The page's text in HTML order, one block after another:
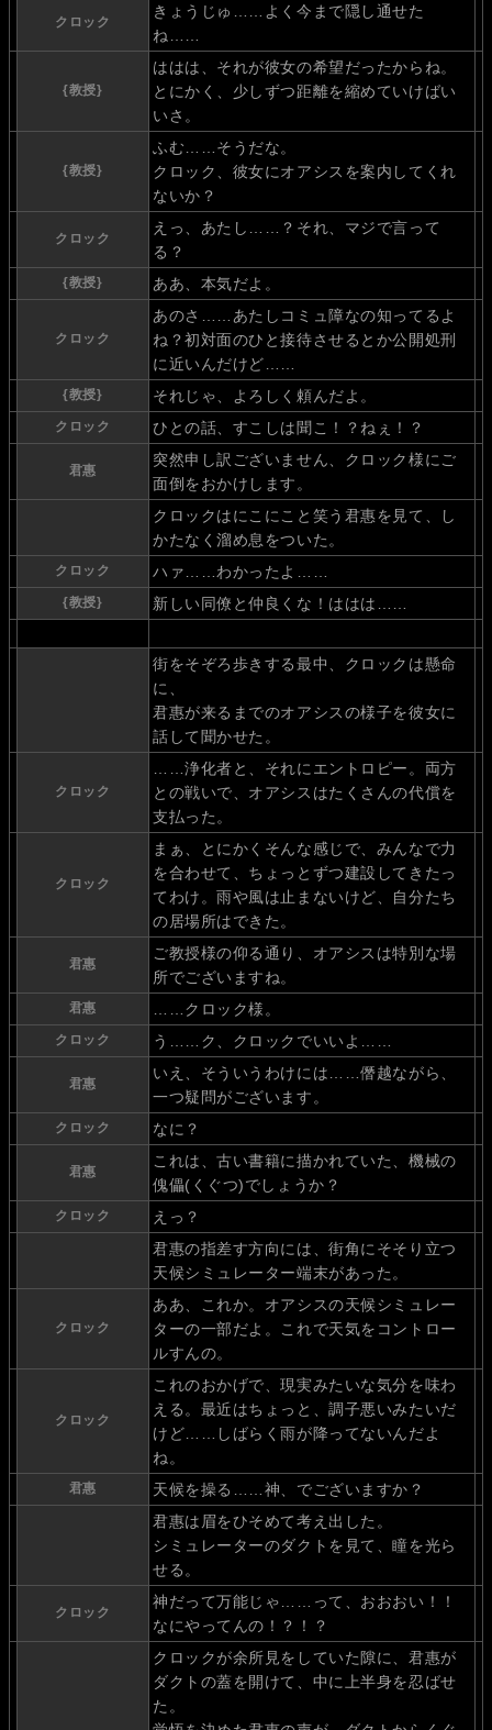
クロック
きょうじゅ……よく今まで隠し通せた
ね……
{教授}
ははは、それが彼女の希望だったからね。
とにかく、少しずつ距離を縮めていけばい
いさ。
{教授}
ふむ……そうだな。
クロック、彼女にオアシスを案内してくれ
ないか？
クロック
えっ、あたし……？それ、マジで言って
る？
{教授} ああ、本気だよ。
クロック
あのさ……あたしコミュ障なの知ってるよ
ね？初対面のひと接待させるとか公開処刑
に近いんだけど……
{教授} それじゃ、よろしく頼んだよ。
クロック ひとの話、すこしは聞こ！？ねぇ！？
君惠
突然申し訳ございません、クロック様にご
面倒をおかけします。
クロックはにこにこと笑う君惠を見て、し
かたなく溜め息をついた。
クロック ハァ……わかったよ……
{教授} 新しい同僚と仲良くな！ははは……
街をそぞろ歩きする最中、クロックは懸命
に、
君惠が来るまでのオアシスの様子を彼女に
話して聞かせた。
クロック
……浄化者と、それにエントロピー。両方
との戦いで、オアシスはたくさんの代償を
支払った。
クロック
まぁ、とにかくそんな感じで、みんなで力
を合わせて、ちょっとずつ建設してきたっ
てわけ。雨や風は止まないけど、自分たち
の居場所はできた。
君惠
ご教授様の仰る通り、オアシスは特別な場
所でございますね。
君惠 ……クロック様。
クロック う……ク、クロックでいいよ……
君惠
いえ、そういうわけには……僭越ながら、
一つ疑問がございます。
クロック なに？
君惠
これは、古い書籍に描かれていた、機械の
傀儡(くぐつ)でしょうか？
クロック
えっ？
君惠の指差す方向には、街角にそそり立つ
天候シミュレーター端末があった。
クロック
ああ、これか。オアシスの天候シミュレー
ターの一部だよ。これで天気をコントロー
ルすんの。
クロック
これのおかげで、現実みたいな気分を味わ
える。最近はちょっと、調子悪いみたいだ
けど……しばらく雨が降ってないんだよ
ね。
君惠
天候を操る……神、でございますか？
君惠は眉をひそめて考え出した。
シミュレーターのダクトを見て、瞳を光ら
せる。
クロック
神だって万能じゃ……って、おおおい！！
なにやってんの！？！？
クロックが余所見をしていた隙に、君惠が
ダクトの蓋を開けて、中に上半身を忍ばせ
た。